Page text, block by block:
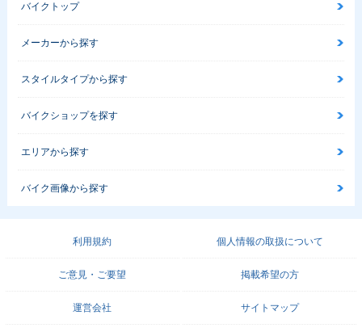
バイクトップ
メーカーから探す
スタイルタイプから探す
バイクショップを探す
エリアから探す
バイク画像から探す
利用規約 個人情報の取扱について
ご意見・ご要望 掲載希望の方
運営会社 サイトマップ